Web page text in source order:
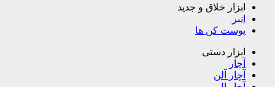
ابزار خلاق و جدید
انبر
پوست کن ها
ابزار دستی
آچار
آچار آلن